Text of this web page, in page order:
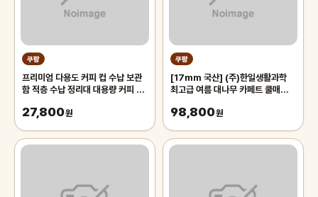
쿠팡
프리미엄 다용도 커피 컵 수납 보관
함 적층 수납 정리대 대용량 커피 트
27,800원
쿠팡
[17mm 국산] (주)한일생활과학
최고급 여름 대나무 카페트 쿨매트
침대 장판 자리_두꺼운 폭신한 튼튼
98,800원